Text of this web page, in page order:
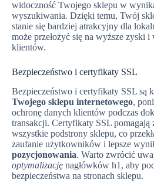
widoczność Twojego sklepu w
wyszukiwania. Dzięki temu, Twój
stanie się bardziej atrakcyjny dla
może przełożyć się na wyższe zyski
klientów.
Bezpieczeństwo i certyfikaty SSL
Bezpieczeństwo i certyfikaty SSL są
Twojego sklepu internetowego,
ochronę danych klientów podczas
transakcji. Certyfikaty SSL pomagają
wszystkie podstrony sklepu, co
zaufanie użytkowników i lepsze
pozycjonowania. Warto zwrócić
optymalizację nagłówków h1, aby
bezpieczeństwa na stronach sklepu.